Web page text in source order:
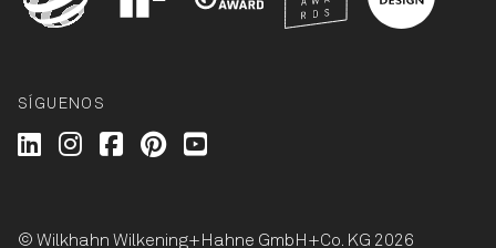
SÍGUENOS
Wilkhahn @ LinkedIn
Wilkhahn @ Instagram
Wilkhahn @ Facebook
Wilkhahn @ Pinterest
© Wilkhahn Wilkening+Hahne GmbH+Co. KG 2026